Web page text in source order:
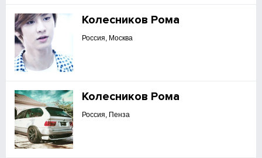
Колесников Рома
Россия, Москва
Колесников Рома
Россия, Пенза